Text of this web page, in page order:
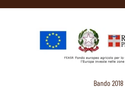
Bando 2018